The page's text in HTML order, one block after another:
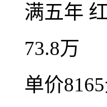
满五年
73.8万
单价